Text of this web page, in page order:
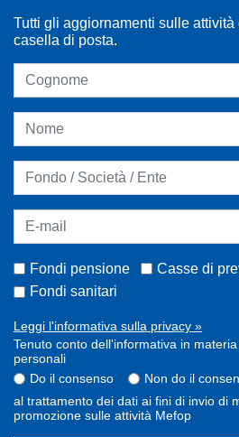
Tutti gli aggiornamenti sulle attività
casella di posta.
Fondi pensione
Casse di
Fondi sanitari
Leggi l'informativa sulla privacy »
Tenuto conto dell'informativa in
personali
Do il consenso
Non do il
al trattamento dei dati ai fini di invio di
promozione sulle attività Mefop